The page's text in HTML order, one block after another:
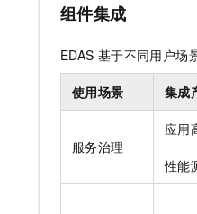
组件集成
EDAS 基于不同用户场
使用场景 集成
服务治理
应用
性能